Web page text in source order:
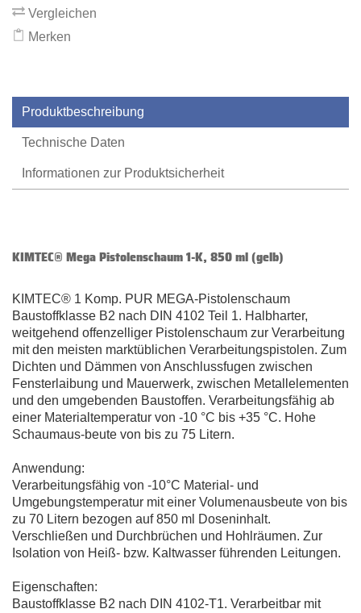
Vergleichen
Merken
Produktbeschreibung
Technische Daten
Informationen zur Produktsicherheit
KIMTEC® Mega Pistolenschaum 1-K, 850 ml (gelb)
KIMTEC® 1 Komp. PUR MEGA-Pistolenschaum
Baustoffklasse B2 nach DIN 4102 Teil 1. Halbharter,
weitgehend offenzelliger Pistolenschaum zur Verarbeitung
mit den meisten marktüblichen Verarbeitungspistolen. Zum
Dichten und Dämmen von Anschlussfugen zwischen
Fensterlaibung und Mauerwerk, zwischen Metallelementen
und den umgebenden Baustoffen. Verarbeitungsfähig ab
einer Materialtemperatur von -10 °C bis +35 °C. Hohe
Schaumaus-beute von bis zu 75 Litern.
Anwendung:
Verarbeitungsfähig von -10°C Material- und
Umgebungstemperatur mit einer Volumenausbeute von bis
zu 70 Litern bezogen auf 850 ml Doseninhalt.
Verschließen und Durchbrüchen und Hohlräumen. Zur
Isolation von Heiß- bzw. Kaltwasser führenden Leitungen.
Eigenschaften:
Baustoffklasse B2 nach DIN 4102-T1. Verarbeitbar mit